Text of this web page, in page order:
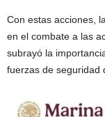
Con estas acciones,
en el combate a las
subrayó la
fuerzas de seguridad